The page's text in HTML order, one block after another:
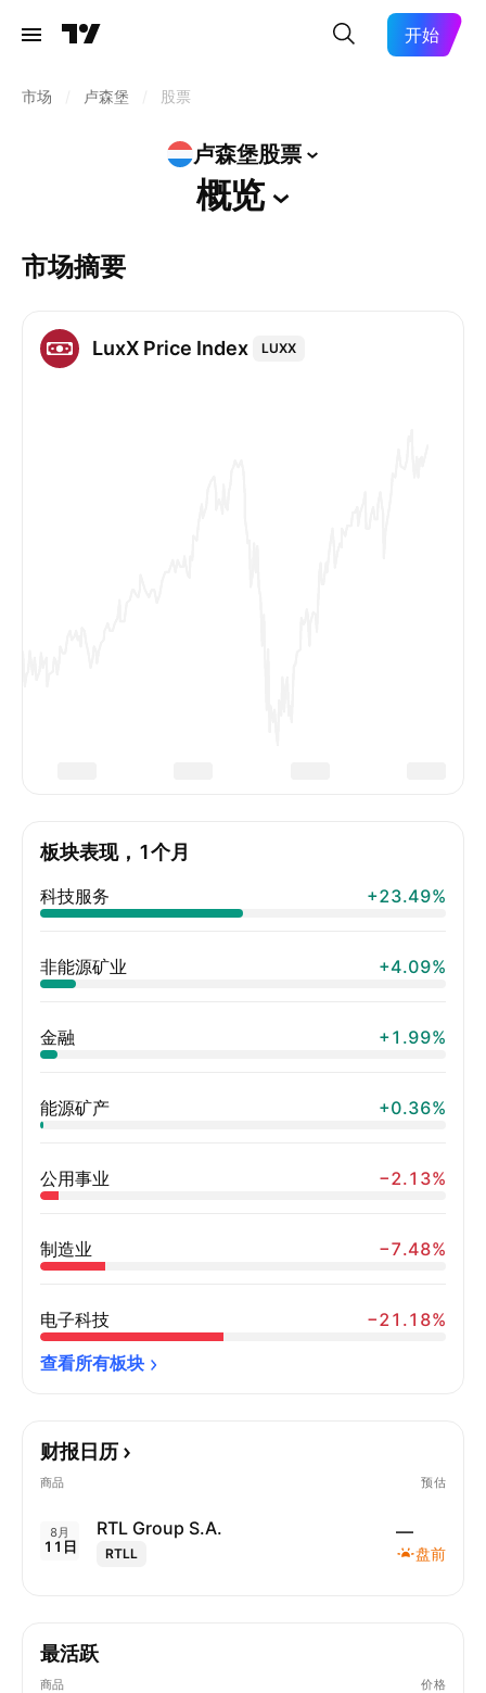
开始
市场 卢森堡 股票
卢森堡股票
概览
市场摘要
LuxX Price Index LUXX
板块表现，1个月
科技服务 +23.49%
非能源矿业 +4.09%
金融 +1.99%
能源矿产 +0.36%
公用事业 −2.13%
制造业 −7.48%
电子科技
−21.18%
查看所有板块
财报日历
商品 预估
8月
11日
RTL Group S.A.
RTLL
—
盘前
最活跃
商品 价格